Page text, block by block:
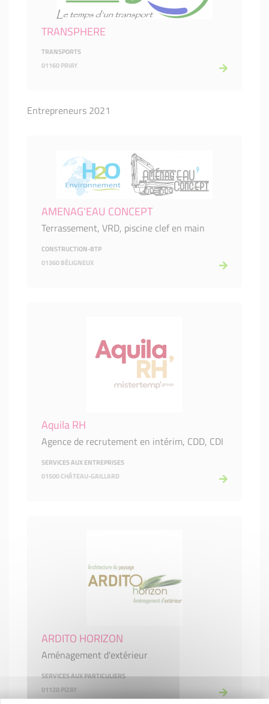
TRANSPHERE
TRANSPORTS
01160 PRIAY
Entrepreneurs 2021
AMENAG'EAU CONCEPT
Terrassement, VRD, piscine clef en main
CONSTRUCTION-BTP
01360 BÉLIGNEUX
Aquila RH
Agence de recrutement en intérim, CDD, CDI
SERVICES AUX ENTREPRISES
01500 CHÂTEAU-GAILLARD
ARDITO HORIZON
Aménagement d'extérieur
SERVICES AUX PARTICULIERS
01120 PIZAY